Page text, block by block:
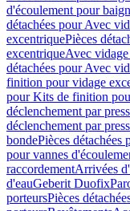
d'écoulement pour
détachées pour Avec
excentriquePièces
excentriqueAvec
détachées pour Avec
finition pour vidage
pour Kits de finition
déclenchement par
déclenchement par
bondePièces détachées
pour vannes
raccordementArrivées
d'eauGeberit Duofix
porteursPièces